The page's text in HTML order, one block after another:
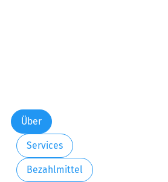
Über
Services
Bezahlmittel